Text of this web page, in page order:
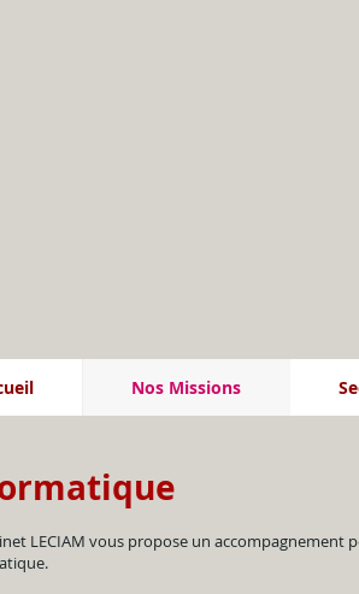
Nos Missions
LECIAM vous propose un accompagnement